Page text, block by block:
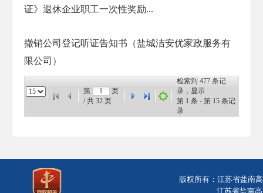
证》退休企业职工一次性奖励...
撤销公司登记听证告知书（盐城洁安优家政服务有
限公司）
第
页
/ 共 32 页
检索到 477 条记
录，显示
第 1 条 - 第 15 条记
录
版权所有：江苏省盐南
江苏省盐南